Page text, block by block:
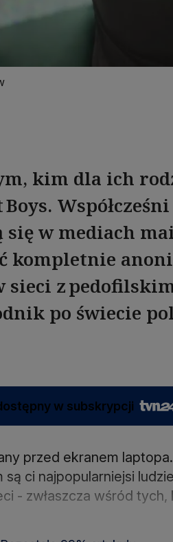
kim dla ich
się w mediach
kompletnie
sieci z
po świecie
w subskrypcji
przed ekranem
ci najpopularniejsi
- zwłaszcza wśród